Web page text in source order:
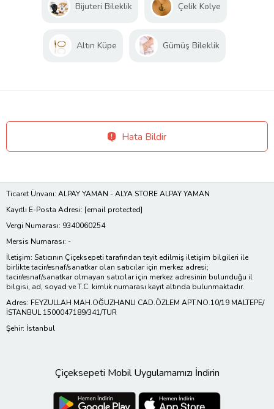
Bijuteri Bileklik Çelik Kolye
Altın Küpe Gümüş Bileklik
Hata Bildir
Ticaret Ünvanı: ALPAY YAMAN - ALYA STORE ALPAY YAMAN
Kayıtlı E-Posta Adresi: [email protected]
Vergi Numarası: 9340060254
Mersis Numarası: -
İletişim: Satıcının Çiçeksepeti tarafından teyit edilmiş iletişim bilgileri ile
birlikte tacir/esnaf/sanatkar olan satıcılar için merkez adresi;
tacir/esnaf/sanatkar olmayan satıcılar için merkez adresinin bulunduğu il
bilgisi, ad, soyad ve T.C. kimlik numarası kayıt altında bulunmaktadır.
Adres: FEYZULLAH MAH.OĞUZHANLI CAD.ÖZLEM APT.NO.10/19 MALTEPE/
İSTANBUL 1500047189/341/TUR
Şehir: İstanbul
Çiçeksepeti Mobil Uygulamamızı İndirin